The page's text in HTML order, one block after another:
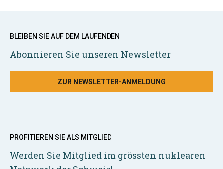
BLEIBEN SIE AUF DEM LAUFENDEN
Abonnieren Sie unseren Newsletter
ZUR NEWSLETTER-ANMELDUNG
PROFITIEREN SIE ALS MITGLIED
Werden Sie Mitglied im grössten nuklearen